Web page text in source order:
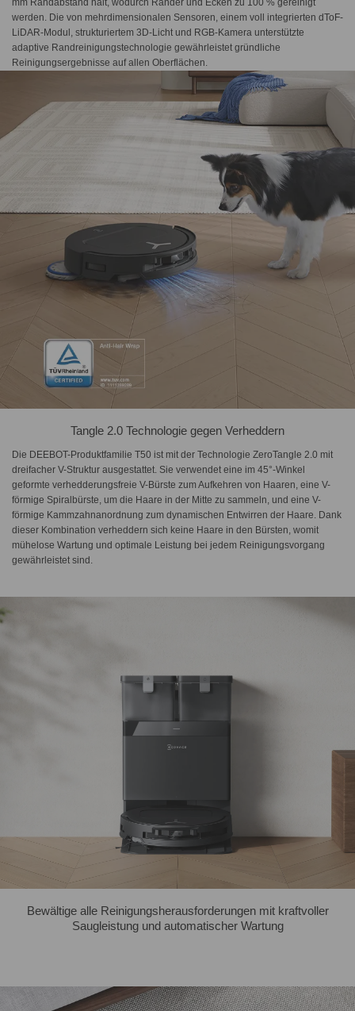
mm Randabstand hält, wodurch Ränder und Ecken zu 100 % gereinigt
werden. Die von mehrdimensionalen Sensoren, einem voll integrierten dToF-
LiDAR-Modul, strukturiertem 3D-Licht und RGB-Kamera unterstützte
adaptive Randreinigungstechnologie gewährleistet gründliche
Reinigungsergebnisse auf allen Oberflächen.
Tangle 2.0 Technologie gegen Verheddern
Die DEEBOT-Produktfamilie T50 ist mit der Technologie ZeroTangle 2.0 mit
dreifacher V-Struktur ausgestattet. Sie verwendet eine im 45°-Winkel
geformte verhedderungsfreie V-Bürste zum Aufkehren von Haaren, eine V-
förmige Spiralbürste, um die Haare in der Mitte zu sammeln, und eine V-
förmige Kammzahnanordnung zum dynamischen Entwirren der Haare. Dank
dieser Kombination verheddern sich keine Haare in den Bürsten, womit
mühelose Wartung und optimale Leistung bei jedem Reinigungsvorgang
gewährleistet sind.
Bewältige alle Reinigungsherausforderungen mit kraftvoller
Saugleistung und automatischer Wartung